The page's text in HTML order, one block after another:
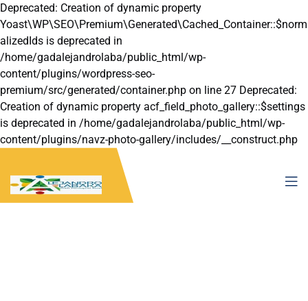
Deprecated: Creation of dynamic property
Yoast\WP\SEO\Premium\Generated\Cached_Container::$norm
alizedIds is deprecated in
/home/gadalejandrolaba/public_html/wp-
content/plugins/wordpress-seo-
premium/src/generated/container.php on line 27 Deprecated:
Creation of dynamic property acf_field_photo_gallery::$settings
is deprecated in /home/gadalejandrolaba/public_html/wp-
content/plugins/navz-photo-gallery/includes/__construct.php